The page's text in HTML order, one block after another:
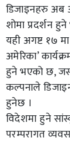
डिजाइनहरु अब
शोमा प्रदर्शन
यही अगष्ट १७
अमेरिका’
हुने भएको छ,
कल्पनाले
हुनेछ ।
विदेशमा हुने
परम्परागत